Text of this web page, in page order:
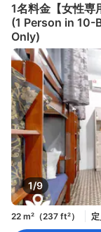
1名料金【女性専
(1 Person in 10-
Only)
1/9
22 m²（237 ft²）